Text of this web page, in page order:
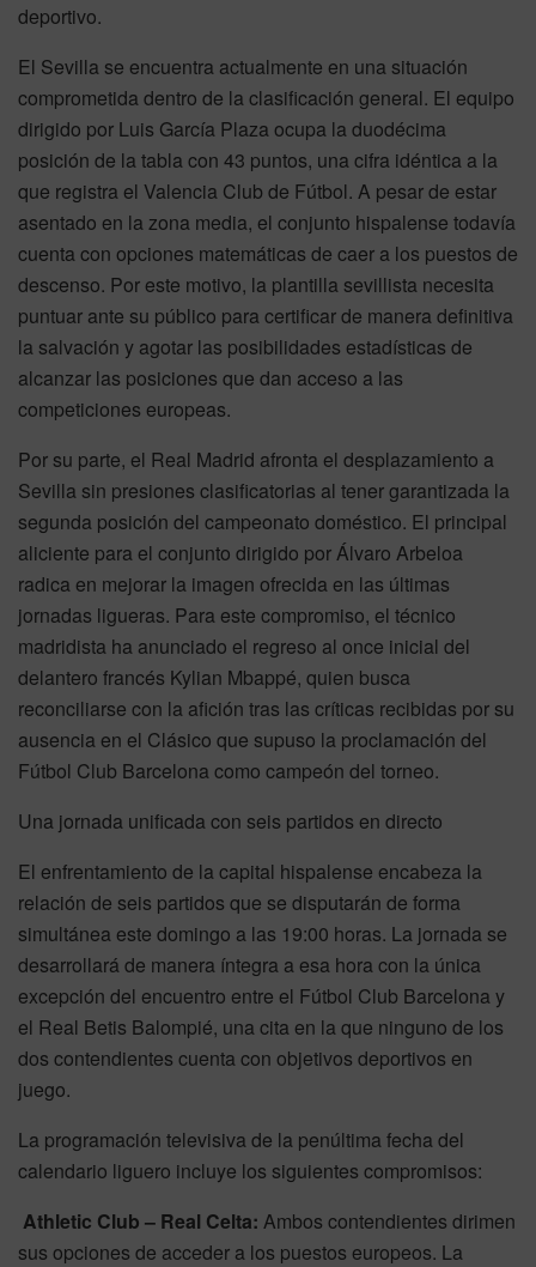
deportivo.
El Sevilla se encuentra actualmente en una situación
comprometida dentro de la clasificación general. El equipo
dirigido por Luis García Plaza ocupa la duodécima
posición de la tabla con 43 puntos, una cifra idéntica a la
que registra el Valencia Club de Fútbol. A pesar de estar
asentado en la zona media, el conjunto hispalense todavía
cuenta con opciones matemáticas de caer a los puestos de
descenso. Por este motivo, la plantilla sevillista necesita
puntuar ante su público para certificar de manera definitiva
la salvación y agotar las posibilidades estadísticas de
alcanzar las posiciones que dan acceso a las
competiciones europeas.
Por su parte, el Real Madrid afronta el desplazamiento a
Sevilla sin presiones clasificatorias al tener garantizada la
segunda posición del campeonato doméstico. El principal
aliciente para el conjunto dirigido por Álvaro Arbeloa
radica en mejorar la imagen ofrecida en las últimas
jornadas ligueras. Para este compromiso, el técnico
madridista ha anunciado el regreso al once inicial del
delantero francés Kylian Mbappé, quien busca
reconciliarse con la afición tras las críticas recibidas por su
ausencia en el Clásico que supuso la proclamación del
Fútbol Club Barcelona como campeón del torneo.
Una jornada unificada con seis partidos en directo
El enfrentamiento de la capital hispalense encabeza la
relación de seis partidos que se disputarán de forma
simultánea este domingo a las 19:00 horas. La jornada se
desarrollará de manera íntegra a esa hora con la única
excepción del encuentro entre el Fútbol Club Barcelona y
el Real Betis Balompié, una cita en la que ninguno de los
dos contendientes cuenta con objetivos deportivos en
juego.
La programación televisiva de la penúltima fecha del
calendario liguero incluye los siguientes compromisos:
Athletic Club – Real Celta: Ambos contendientes dirimen
sus opciones de acceder a los puestos europeos. La